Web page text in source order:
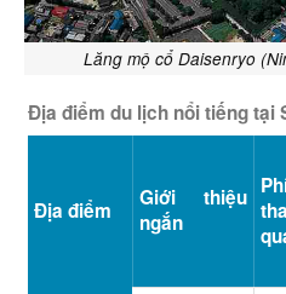
Lăng mộ cổ Daisenryo
Địa điểm du lịch nổi tiếng tại
Địa điểm
Giới thiệu
ngắn